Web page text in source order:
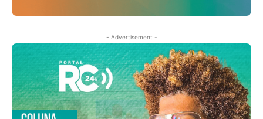
- Advertisement -